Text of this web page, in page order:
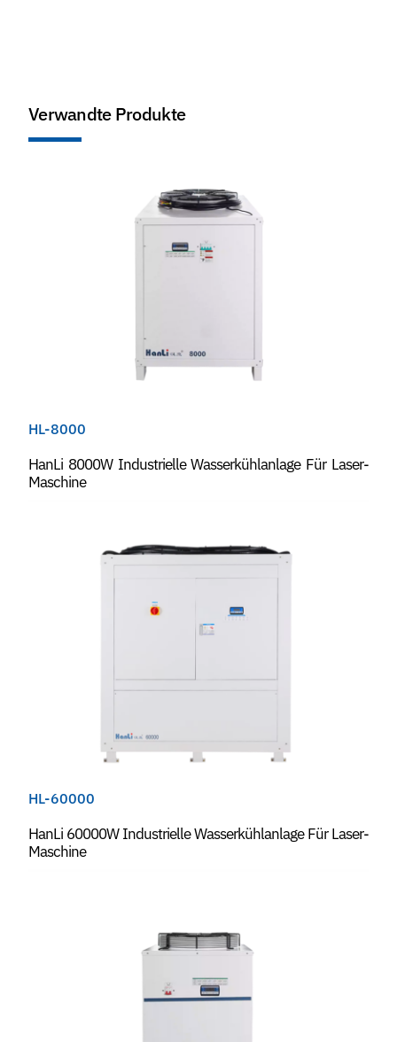
Verwandte Produkte
HL-8000
HanLi 8000W Industrielle Wasserkühlanlage Für Laser-
Maschine
HL-60000
HanLi 60000W Industrielle Wasserkühlanlage Für Laser-
Maschine